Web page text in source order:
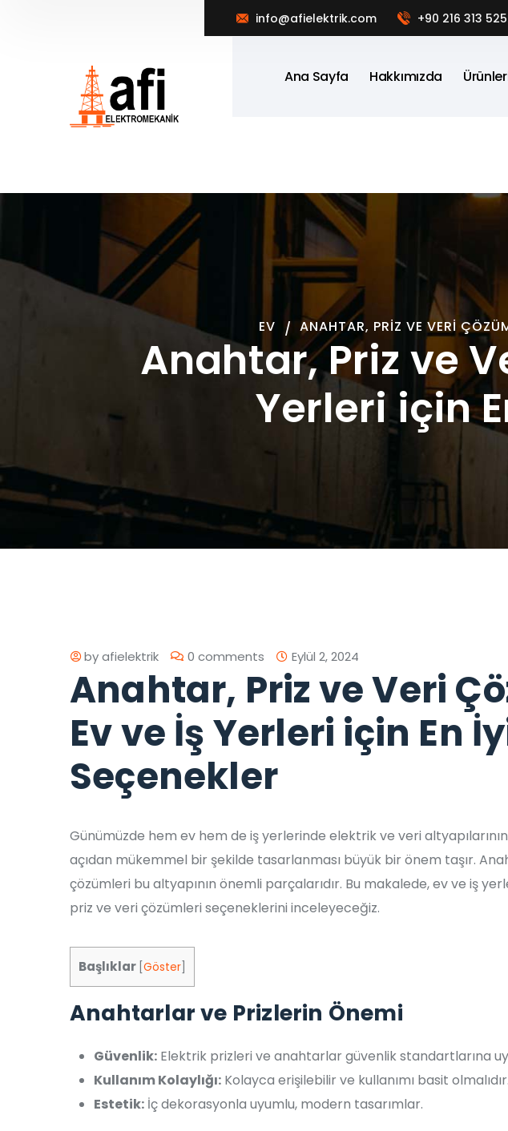
info@afielektrik.com +90 216 313
Ana Sayfa Hakkımızda
Anahtar, Priz ve
Yerleri için
EV ANAHTAR, PRIZ VE VERI
byafielektrik 0 comments Eylül 2, 2024
Anahtar, Priz ve Veri
Ev ve İş Yerleri için En
Seçenekler
Günümüzde hem ev hem de iş yerlerinde elektrik ve veri
açıdan mükemmel bir şekilde tasarlanması büyük bir önem taşır.
çözümleri bu altyapının önemli parçalarıdır. Bu makalede, ev ve iş
priz ve veri çözümleri seçeneklerini inceleyeceğiz.
Başlıklar Göster
Anahtarlar ve Prizlerin Önemi
Güvenlik: Elektrik prizleri ve anahtarlar güvenlik standartlarına
Kullanım Kolaylığı: Kolayca erişilebilir ve kullanımı basit olmalıdır.
Estetik: İç dekorasyonla uyumlu, modern tasarımlar.